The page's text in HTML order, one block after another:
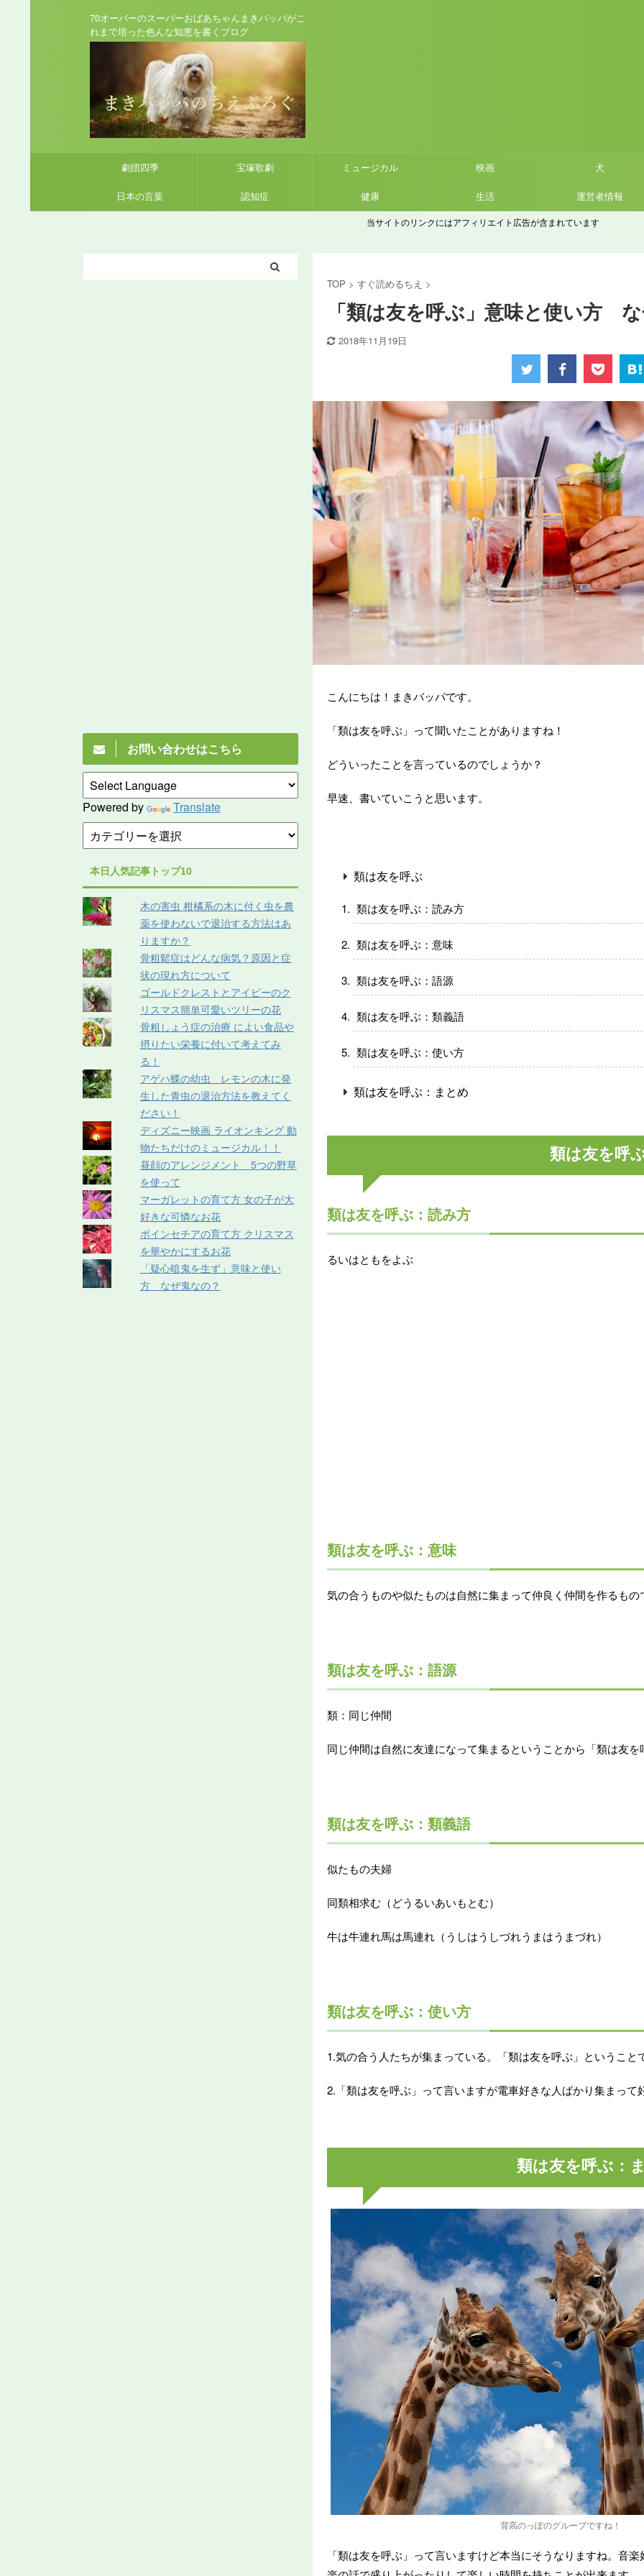
70オーバーのスーパーおばあちゃんまきバッパがこ
れまで培った色んな知恵を書くブログ
劇団四季 宝塚歌劇 ミュージカル 映画 犬
日本の言葉 認知症 健康 生活 運営者情報
当サイトのリンクにはアフィリエイト広告が含まれています
TOP > すぐ読めるちえ >
「類は友を呼ぶ」意味と使い方
2018年11月19日
こんにちは！まきバッパです。
「類は友を呼ぶ」って聞いたことがありますね！
どういったことを言っているのでしょうか？
早速、書いていこうと思います。
類は友を呼ぶ
類は友を呼ぶ：読み方
類は友を呼ぶ：意味
類は友を呼ぶ：語源
類は友を呼ぶ：類義語
類は友を呼ぶ：使い方
類は友を呼ぶ：まとめ
類は友を呼
類は友を呼ぶ：読み方
るいはともをよぶ
類は友を呼ぶ：意味
気の合うものや似たものは自然に集まって仲良く仲間を作るも
類は友を呼ぶ：語源
類：同じ仲間
同じ仲間は自然に友達になって集まるということから「類は友
類は友を呼ぶ：類義語
似たもの夫婦
同類相求む（どうるいあいもとむ）
牛は牛連れ馬は馬連れ（うしはうしづれうまはうまづれ）
類は友を呼ぶ：使い方
1.気の合う人たちが集まっている。「類は友を呼ぶ」ということ
2.「類は友を呼ぶ」って言いますが電車好きな人ばかり集まっ
類は友を呼ぶ：
背高のっぽのグループですね！
「類は友を呼ぶ」って言いますけど本当にそうなりますね。音
お問い合わせはこちら
Powered by Translate
本日人気記事トップ10
木の害虫 柑橘系の木に付く虫を農
薬を使わないで退治する方法はあ
りますか？
骨粗鬆症はどんな病気？原因と症
状の現れ方について
ゴールドクレストとアイビーのク
リスマス簡単可愛いツリーの花
骨粗しょう症の治療 によい食品や
摂りたい栄養に付いて考えてみ
る！
アゲハ蝶の幼虫 レモンの木に発
生した青虫の退治方法を教えてく
ださい！
ディズニー映画 ライオンキング 動
物たちだけのミュージカル！！
昼顔のアレンジメント 5つの野草
を使って
マーガレットの育て方 女の子が大
好きな可憐なお花
ポインセチアの育て方 クリスマス
を華やかにするお花
「疑心暗鬼を生ず」意味と使い
方 なぜ鬼なの？